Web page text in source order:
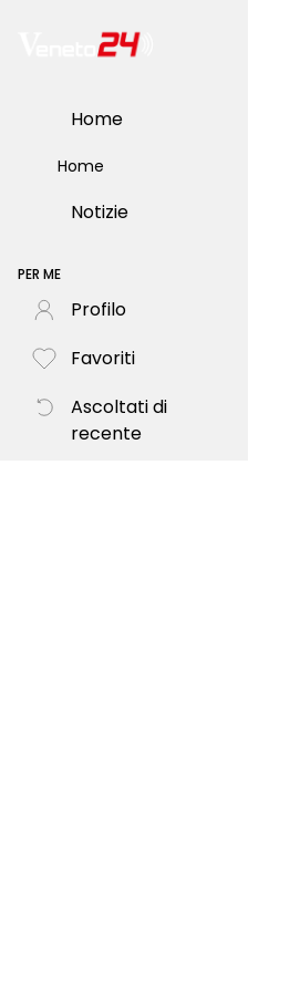
Home
Home
Notizie
PER ME
Profilo
Favoriti
Ascoltati di
recente